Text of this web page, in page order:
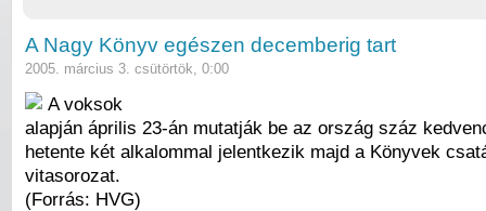
A Nagy Könyv egészen decemberig tart
2005. március 3. csütörtök, 0:00
A voksok
alapján április 23-án mutatják be az ország száz
hetente két alkalommal jelentkezik majd a Könyvek
vitasorozat.
(Forrás: HVG)